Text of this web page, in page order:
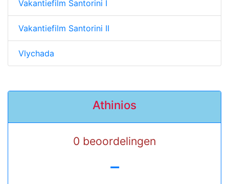
Vakantiefilm Santorini I
Vakantiefilm Santorini II
Vlychada
Athinios
0 beoordelingen
-